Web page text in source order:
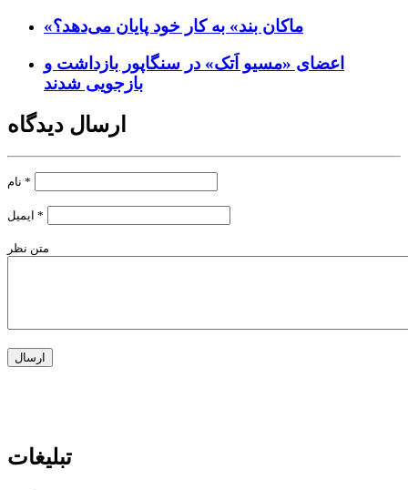
«ماکان بند» به کار خود پایان می‌دهد؟
اعضای «مسیو اَتک» در سنگاپور بازداشت و
بازجویی شدند
ارسال دیدگاه
*
*
متن نظر
تبلیغات